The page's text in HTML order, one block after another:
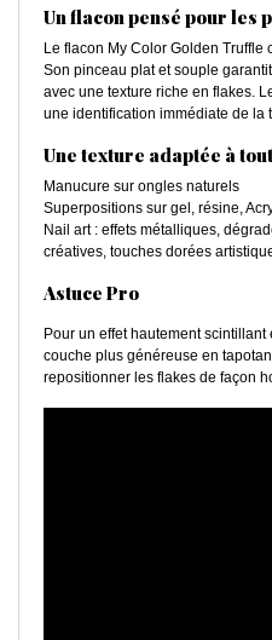
Un flacon pensé pour les
Le flacon My Color Golden
Son pinceau plat et souple
avec une texture riche en flakes.
une identification immédiate de la
Une texture adaptée à
Manucure sur ongles naturels
Superpositions sur gel, résine,
Nail art : effets métalliques,
créatives, touches dorées
Astuce Pro
Pour un effet hautement
couche plus généreuse en
repositionner les flakes de façon